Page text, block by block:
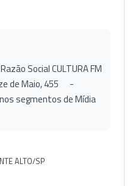
Social CULTURA FM
de Maio, 455 -
segmentos de Mídia
ALTO/SP